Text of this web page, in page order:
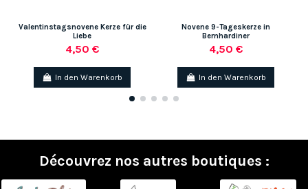
Valentinstagsnovene Kerze für die
Liebe
4,50 €
In den Warenkorb
Novene 9-Tageskerze in
Bernhardiner
4,50 €
In den Warenkorb
Découvrez nos autres boutiques :